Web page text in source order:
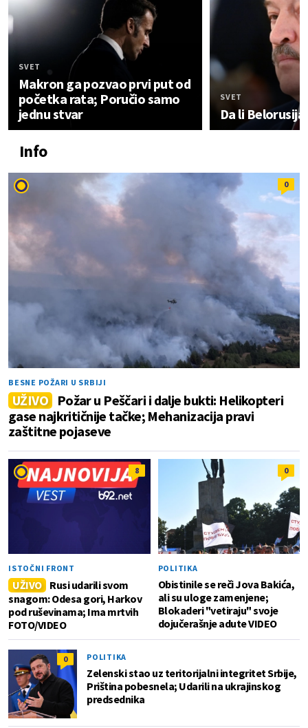
SVET
Makron ga pozvao prvi put od
početka rata; Poručio samo
jednu stvar
SVET
Da li
Info
0
BESNE POŽARI U SRBIJI
UŽIVO Požar u Peščari i dalje bukti: Helikopteri
gase najkritičnije tačke; Mehanizacija pravi
zaštitne pojaseve
8
ISTOČNI FRONT
UŽIVO
Rusi udarili svom
snagom: Odesa gori, Harkov
pod ruševinama; Ima mrtvih
FOTO/VIDEO
0
POLITIKA
Obistinile se reči Jova Bakića,
ali su uloge zamenjene;
Blokaderi "vetiraju" svoje
dojučerašnje adute VIDEO
0 POLITIKA
Zelenski stao uz teritorijalni integritet Srbije,
Priština pobesnela; Udarili na ukrajinskog
predsednika